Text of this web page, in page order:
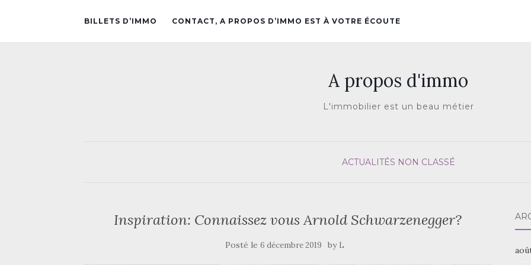
BILLETS D’IMMO CONTACT, A PROPOS D’IMMO EST À VOTRE ÉCOUTE
A propos d'immo
L'immobilier est un beau métier
ACTUALITÉS NON CLASSÉ
Inspiration: Connaissez vous Arnold Schwarzenegger?
Posté le 6 décembre 2019 by L